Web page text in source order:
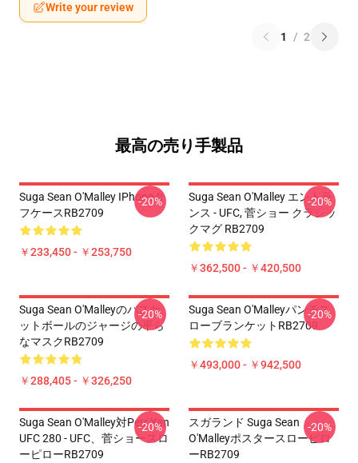
Write your review
1 / 2
最高の売り手製品
Suga Sean O'Malley IPhoneタ
フケースRB2709
￥233,450 - ￥253,750
-20%
Suga Sean O'Malley エントラ
ンス - UFC, 菅ショー クラシッ
クマグ RB2709
￥362,500 - ￥420,500
-20%
Suga Sean O'Malleyのバスケ
ットボールのジャージの平ら
なマスクRB2709
￥288,405 - ￥326,250
-20%
Suga Sean O'Malleyパンチス
ローブランケットRB2709
￥493,000 - ￥942,500
-20%
Suga Sean O'Malley対Petr Yan
UFC 280 - UFC、菅ショースロ
ーピローRB2709
-20%
スガランド Suga Sean
O'Malleyポスタースローピロ
ーRB2709
-20%